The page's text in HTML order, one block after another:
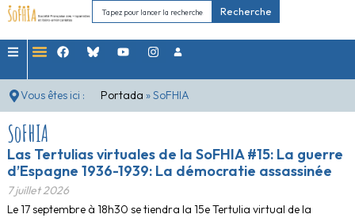
Recherche
Vous êtes ici : Portada »SoFHIA
SoFHIA
Las Tertulias virtuales de la SoFHIA #15: La guerre
d’Espagne 1936-1939: La démocratie assassinée
7 juillet 2026
Le 17 septembre à 18h30 se tiendra la 15e Tertulia virtual de la